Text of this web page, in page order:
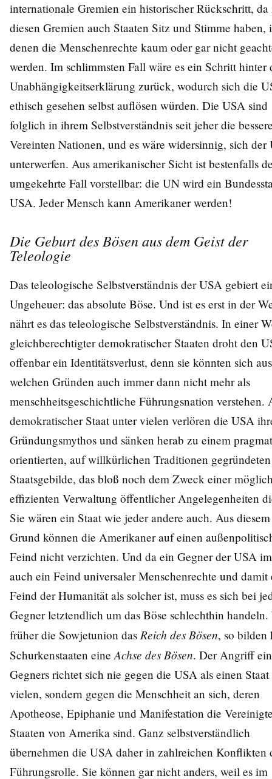
internationale Gremien ein historischer Rückschritt, da
diesen Gremien auch Staaten Sitz und Stimme haben,
denen die Menschenrechte kaum oder gar nicht
werden. Im schlimmsten Fall wäre es ein Schritt hinter
Unabhängigkeitserklärung zurück, wodurch sich die
ethisch gesehen selbst auflösen würden. Die USA sind
folglich in ihrem Selbstverständnis seit jeher die
Vereinten Nationen, und es wäre widersinnig, sich der
unterwerfen. Aus amerikanischer Sicht ist bestenfalls
umgekehrte Fall vorstellbar: die UN wird ein
USA. Jeder Mensch kann Amerikaner werden!
Die Geburt des Bösen aus dem Geist der
Teleologie
Das teleologische Selbstverständnis der USA gebiert
Ungeheuer: das absolute Böse. Und ist es erst in der
nährt es das teleologische Selbstverständnis. In einer
gleichberechtigter demokratischer Staaten droht den
offenbar ein Identitätsverlust, denn sie könnten sich aus
welchen Gründen auch immer dann nicht mehr als
menschheitsgeschichtliche Führungsnation verstehen.
demokratischer Staat unter vielen verlören die USA
Gründungsmythos und sänken herab zu einem
orientierten, auf willkürlichen Traditionen gegründeten
Staatsgebilde, das bloß noch dem Zweck einer
effizienten Verwaltung öffentlicher Angelegenheiten
Sie wären ein Staat wie jeder andere auch. Aus diesem
Grund können die Amerikaner auf einen
Feind nicht verzichten. Und da ein Gegner der USA
auch ein Feind universaler Menschenrechte und damit
Feind der Humanität als solcher ist, muss es sich bei
Gegner letztendlich um das Böse schlechthin handeln.
früher die Sowjetunion das Reich des Bösen, so bilden
Schurkenstaaten eine Achse des Bösen. Der Angriff
Gegners richtet sich nie gegen die USA als einen
vielen, sondern gegen die Menschheit an sich, deren
Apotheose, Epiphanie und Manifestation die
Staaten von Amerika sind. Ganz selbstverständlich
übernehmen die USA daher in zahlreichen Konflikten
Führungsrolle. Sie können gar nicht anders, weil es im